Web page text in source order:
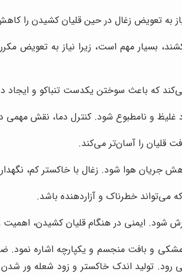
به تعویض زغال در حین قلیان کشیدن را
بسیار مهم است، زیرا نیاز به تعویض
که باعث سوختن یکدست تنباکو و
و نامطبوع شود. کنترل دما، نقش مهمی
قلیان را آسان‌تر می‌کند.
هوا شود. زغال با خاکستر کم،
می‌تواند خطرناک و آزاردهنده باشد.
شود. ایمنی در هنگام قلیان کشیدن، اهمیت
و بافت منجسم و یکپارچه اشاره
تولید اندک خاکستر و زود شعله ور